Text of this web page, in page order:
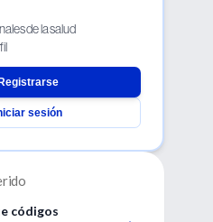
de la salud
sesión
códigos